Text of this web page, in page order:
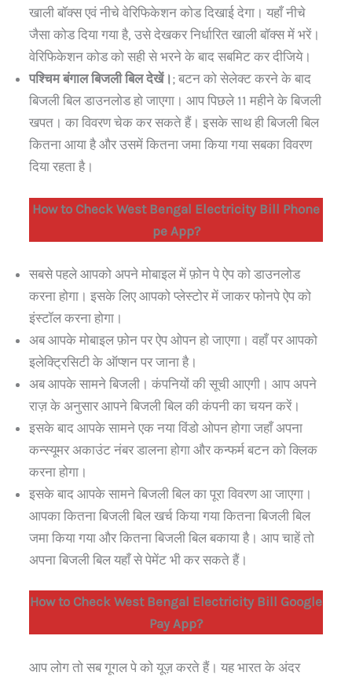
खाली बॉक्स एवं नीचे वेरिफिकेशन कोड दिखाई देगा। यहाँ नीचे
जैसा कोड दिया गया है, उसे देखकर निर्धारित खाली बॉक्स में भरें।
वेरिफिकेशन कोड को सही से भरने के बाद सबमिट कर दीजिये।
पश्चिम बंगाल बिजली बिल देखें। ; बटन को सेलेक्ट करने के बाद
बिजली बिल डाउनलोड हो जाएगा। आप पिछले 11 महीने के बिजली
खपत। का विवरण चेक कर सकते हैं। इसके साथ ही बिजली बिल
कितना आया है और उसमें कितना जमा किया गया सबका विवरण
दिया रहता है।
How to Check West Bengal Electricity Bill Phone
pe App?
सबसे पहले आपको अपने मोबाइल में फ़ोन पे ऐप को डाउनलोड
करना होगा। इसके लिए आपको प्लेस्टोर में जाकर फोनपे ऐप को
इंस्टॉल करना होगा।
अब आपके मोबाइल फ़ोन पर ऐप ओपन हो जाएगा। वहाँ पर आपको
इलेक्ट्रिसिटी के ऑप्शन पर जाना है।
अब आपके सामने बिजली। कंपनियों की सूची आएगी। आप अपने
राज़ के अनुसार आपने बिजली बिल की कंपनी का चयन करें।
इसके बाद आपके सामने एक नया विंडो ओपन होगा जहाँ अपना
कन्स्यूमर अकाउंट नंबर डालना होगा और कन्फर्म बटन को क्लिक
करना होगा।
इसके बाद आपके सामने बिजली बिल का पूरा विवरण आ जाएगा।
आपका कितना बिजली बिल खर्च किया गया कितना बिजली बिल
जमा किया गया और कितना बिजली बिल बकाया है। आप चाहें तो
अपना बिजली बिल यहाँ से पेमेंट भी कर सकते हैं।
How to Check West Bengal Electricity Bill Google
Pay App?
आप लोग तो सब गूगल पे को यूज़ करते हैं। यह भारत के अंदर